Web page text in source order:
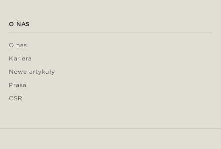
O NAS
O nas
Kariera
Nowe artykuły
Prasa
CSR